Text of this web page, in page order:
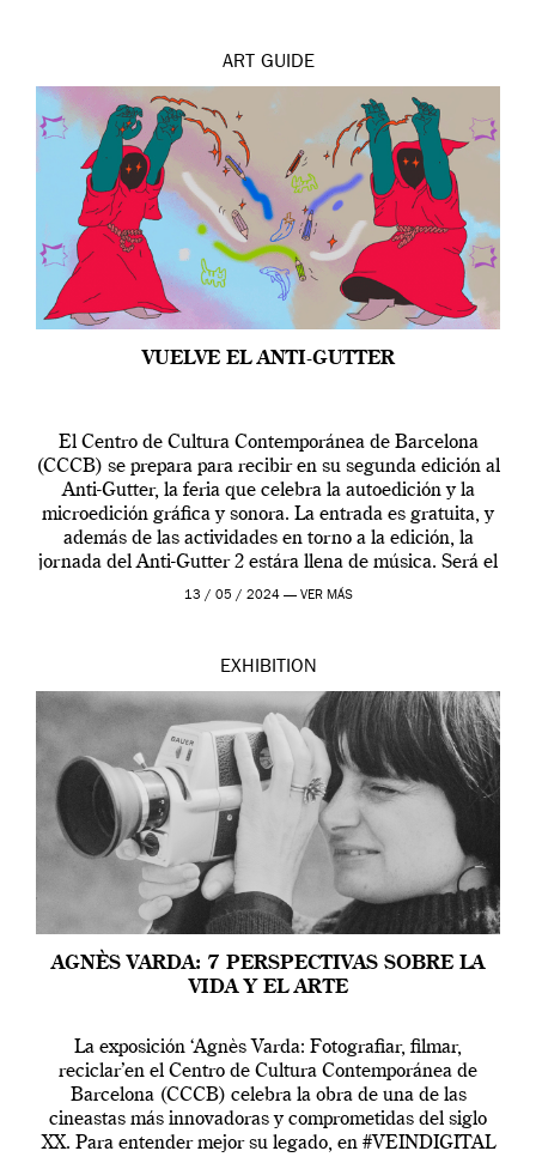
ART GUIDE
VUELVE EL ANTI-GUTTER
El Centro de Cultura Contemporánea de Barcelona
(CCCB) se prepara para recibir en su segunda edición al
Anti-Gutter, la feria que celebra la autoedición y la
microedición gráfica y sonora. La entrada es gratuita, y
además de las actividades en torno a la edición, la
jornada del Anti-Gutter 2 estára llena de música. Será el
[…]
13 / 05 / 2024 — VER MÁS
EXHIBITION
AGNÈS VARDA: 7 PERSPECTIVAS SOBRE LA
VIDA Y EL ARTE
La exposición ‘Agnès Varda: Fotografiar, filmar,
reciclar’en el Centro de Cultura Contemporánea de
Barcelona (CCCB) celebra la obra de una de las
cineastas más innovadoras y comprometidas del siglo
XX. Para entender mejor su legado, en #VEINDIGITAL